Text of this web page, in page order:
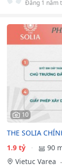
Đăng 1 năm
10
THE SOLIA
1.9 tỷ
90
Vietuc Varea